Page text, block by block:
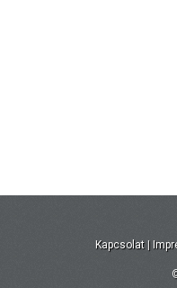
Kapcsolat |